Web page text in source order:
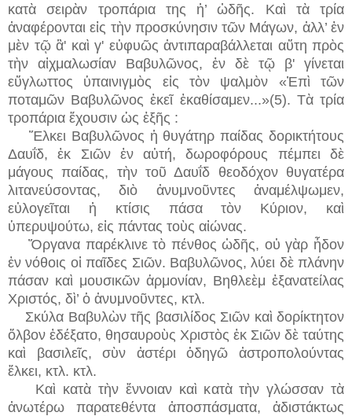
κατὰ σειρὰν τροπάρια της ἡ’ ὠδῆς. Καὶ τὰ τρία
ἀναφέρονται εἰς τὴν προσκύνησιν τῶν Μάγων, ἀλλ’ ἐν
μὲν τῷ ἃ' καὶ γ' εὐφυῶς ἀντιπαραβάλλεται αὔτη πρὸς
τὴν αἰχμαλωσίαν Βαβυλῶνος, ἐν δὲ τῷ β' γίνεται
εὔγλωττος ὑπαινιγμὸς εἰς τὸν ψαλμὸν «Ἐπὶ τῶν
ποταμῶν Βαβυλῶνος ἐκεῖ ἐκαθίσαμεν...»(5). Τὰ τρία
τροπάρια ἔχουσιν ὡς ἑξῆς :
Ἕλκει Βαβυλῶνος ἡ θυγάτηρ παίδας δορικτήτους
Δαυΐδ, ἐκ Σιῶν ἐν αὐτή, δωροφόρους πέμπει δὲ
μάγους παίδας, τὴν τοῦ Δαυΐδ θεοδόχον θυγατέρα
λιτανεύσοντας, διὸ ἀνυμνοῦντες ἀναμέλψωμεν,
εὐλογεῖται ἡ κτίσις πάσα τὸν Κύριον, καὶ
ὑπερυψούτω, εἰς πάντας τοὺς αἰώνας.
Ὄργανα παρέκλινε τὸ πένθος ὠδῆς, οὐ γὰρ ἦδον
ἐν νόθοις οἱ παῖδες Σιῶν. Βαβυλῶνος, λύει δὲ πλάνην
πάσαν καὶ μουσικῶν ἁρμονίαν, Βηθλεὲμ ἑξανατείλας
Χριστός, δὶ’ ὁ ἀνυμνοῦντες, κτλ.
Σκύλα Βαβυλὼν τῆς βασιλίδος Σιῶν καὶ δορίκτητον
ὄλβον ἐδέξατο, θησαυροὺς Χριστὸς ἐκ Σιῶν δὲ ταύτης
καὶ βασιλεῖς, σὺν ἀστέρι ὁδηγῶ ἀστροπολούντας
ἕλκει, κτλ. κτλ.
Καὶ κατὰ τὴν ἔννοιαν καὶ κατὰ τὴν γλώσσαν τὰ
ἀνωτέρω παρατεθέντα ἀποσπάσματα, ἀδιστάκτως